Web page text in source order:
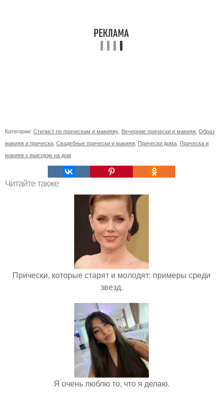
Категории: Стилист по прическам и макияжу Вечерние прически и макияж Образ
макияж и прическа Свадебные прически и макияж Прически дома Прическа и
макияж с выездом на дом
Читайте также
Прически, которые старят и молодят: примеры среди
звезд.
Я очень люблю то, что я делаю.